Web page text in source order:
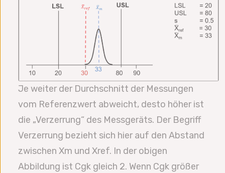
Je weiter der Durchschnitt der Messungen
vom Referenzwert abweicht, desto höher ist
die „Verzerrung“ des Messgeräts. Der Begriff
Verzerrung bezieht sich hier auf den Abstand
zwischen Xm und Xref. In der obigen
Abbildung ist Cgk gleich 2. Wenn Cgk größer